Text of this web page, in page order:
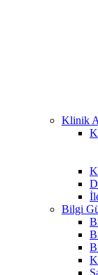
Klinik
Bilgi